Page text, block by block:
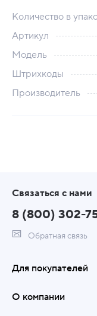
Количество в
Артикул
Модель
Штрихкоды
Производитель
Связаться с нами
8 (800) 302-
Обратная связь
Для покупателей
О компании